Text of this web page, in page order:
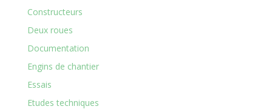
Constructeurs
Deux roues
Documentation
Engins de chantier
Essais
Etudes techniques